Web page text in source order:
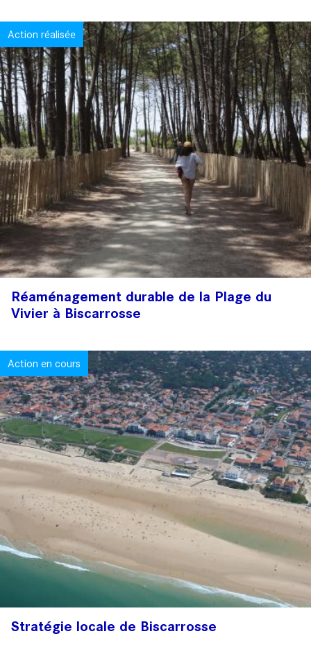
Action réalisée
Réaménagement durable de la Plage du
Vivier à Biscarrosse
Action en cours
Stratégie locale de Biscarrosse